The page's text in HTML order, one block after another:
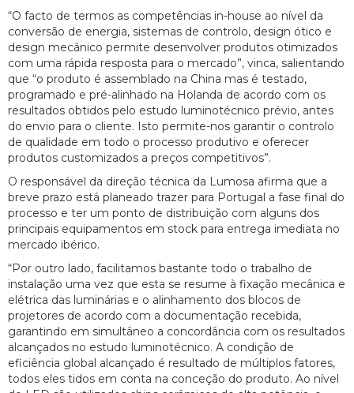
“O facto de termos as competências in-house ao nível da
conversão de energia, sistemas de controlo, design ótico e
design mecânico permite desenvolver produtos otimizados
com uma rápida resposta para o mercado”, vinca, salientando
que “o produto é assemblado na China mas é testado,
programado e pré-alinhado na Holanda de acordo com os
resultados obtidos pelo estudo luminotécnico prévio, antes
do envio para o cliente. Isto permite-nos garantir o controlo
de qualidade em todo o processo produtivo e oferecer
produtos customizados a preços competitivos”.
O responsável da direção técnica da Lumosa afirma que a
breve prazo está planeado trazer para Portugal a fase final do
processo e ter um ponto de distribuição com alguns dos
principais equipamentos em stock para entrega imediata no
mercado ibérico.
“Por outro lado, facilitamos bastante todo o trabalho de
instalação uma vez que esta se resume à fixação mecânica e
elétrica das luminárias e o alinhamento dos blocos de
projetores de acordo com a documentação recebida,
garantindo em simultâneo a concordância com os resultados
alcançados no estudo luminotécnico. A condição de
eficiência global alcançado é resultado de múltiplos fatores,
todos eles tidos em conta na conceção do produto. Ao nível